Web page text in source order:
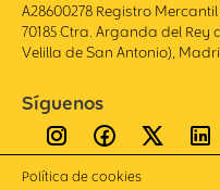
A28600278 Registro
70185 Ctra. Arganda del Rey
Velilla de San Antonio),
Síguenos
Política de cookies